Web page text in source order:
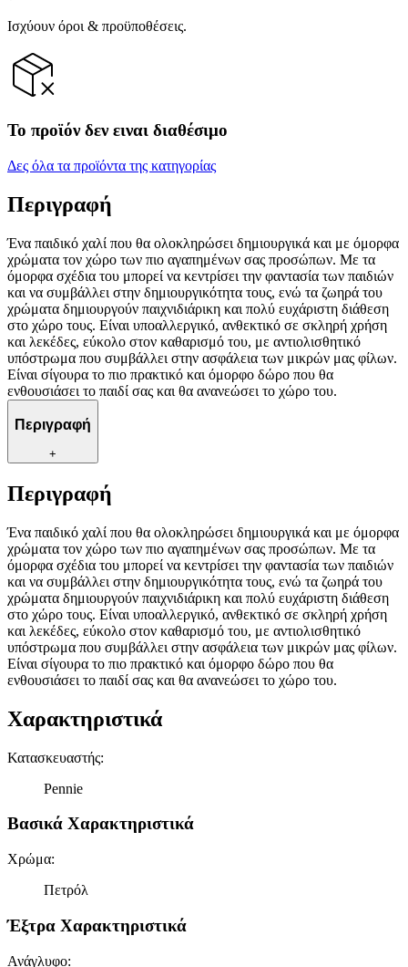
Ισχύουν όροι & προϋποθέσεις.
Το προϊόν δεν ειναι διαθέσιμο
Δες όλα τα προϊόντα της κατηγορίας
Περιγραφή
Ένα παιδικό χαλί που θα ολοκληρώσει δημιουργικά και με όμορφα
χρώματα τον χώρο των πιο αγαπημένων σας προσώπων. Με τα
όμορφα σχέδια του μπορεί να κεντρίσει την φαντασία των παιδιών
και να συμβάλλει στην δημιουργικότητα τους, ενώ τα ζωηρά του
χρώματα δημιουργούν παιχνιδιάρικη και πολύ ευχάριστη διάθεση
στο χώρο τους. Είναι υποαλλεργικό, ανθεκτικό σε σκληρή χρήση
και λεκέδες, εύκολο στον καθαρισμό του, με αντιολισθητικό
υπόστρωμα που συμβάλλει στην ασφάλεια των μικρών μας φίλων.
Είναι σίγουρα το πιο πρακτικό και όμορφο δώρο που θα
ενθουσιάσει το παιδί σας και θα ανανεώσει το χώρο του.
Περιγραφή
+
Περιγραφή
Ένα παιδικό χαλί που θα ολοκληρώσει δημιουργικά και με όμορφα
χρώματα τον χώρο των πιο αγαπημένων σας προσώπων. Με τα
όμορφα σχέδια του μπορεί να κεντρίσει την φαντασία των παιδιών
και να συμβάλλει στην δημιουργικότητα τους, ενώ τα ζωηρά του
χρώματα δημιουργούν παιχνιδιάρικη και πολύ ευχάριστη διάθεση
στο χώρο τους. Είναι υποαλλεργικό, ανθεκτικό σε σκληρή χρήση
και λεκέδες, εύκολο στον καθαρισμό του, με αντιολισθητικό
υπόστρωμα που συμβάλλει στην ασφάλεια των μικρών μας φίλων.
Είναι σίγουρα το πιο πρακτικό και όμορφο δώρο που θα
ενθουσιάσει το παιδί σας και θα ανανεώσει το χώρο του.
Χαρακτηριστικά
Κατασκευαστής:
Pennie
Βασικά Χαρακτηριστικά
Χρώμα:
Πετρόλ
Έξτρα Χαρακτηριστικά
Ανάγλυφο: